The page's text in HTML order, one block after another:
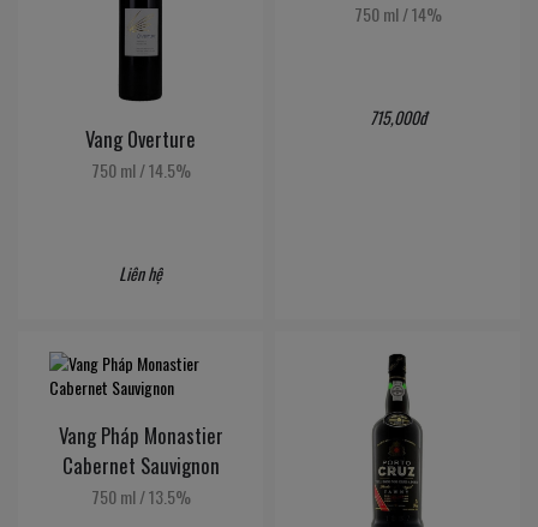
Vang Overture
750 ml /14.5%
Liên hệ
750 ml/14%
715,000đ
Vang Pháp Monastier
Cabernet Sauvignon
750 ml /13.5%